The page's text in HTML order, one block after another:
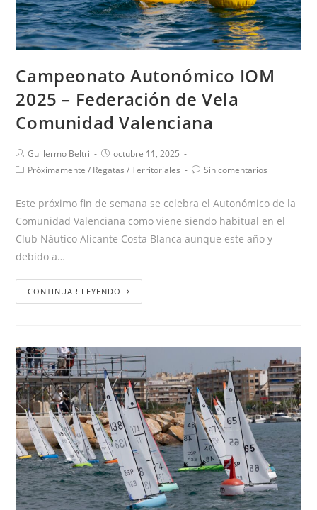
Campeonato Autonómico IOM
2025 – Federación de Vela
Comunidad Valenciana
Guillermo Beltri
octubre 11, 2025
Próximamente / Regatas / Territoriales Sin comentarios
Este próximo fin de semana se celebra el Autonómico de la
Comunidad Valenciana como viene siendo habitual en el
Club Náutico Alicante Costa Blanca aunque este año y
debido a…
CONTINUAR LEYENDO